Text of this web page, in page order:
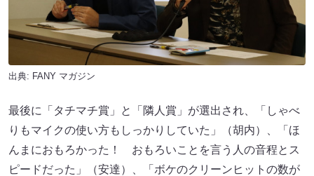
出典: FANY マガジン
最後に「タチマチ賞」と「隣人賞」が選出され、「しゃべ
りもマイクの使い方もしっかりしていた」（胡内）、「ほ
んまにおもろかった！ おもろいことを言う人の音程とス
ピードだった」（安達）、「ボケのクリーンヒットの数が